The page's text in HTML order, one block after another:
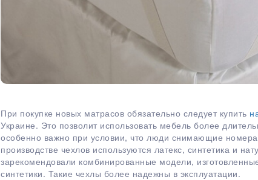
При покупке новых матрасов обязательно следует купить
Украине. Это позволит использовать мебель более
особенно важно при условии, что люди снимающие
производстве чехлов используются латекс, синтетика и
зарекомендовали комбинированные модели,
синтетики. Такие чехлы более надежны в эксплуатации.